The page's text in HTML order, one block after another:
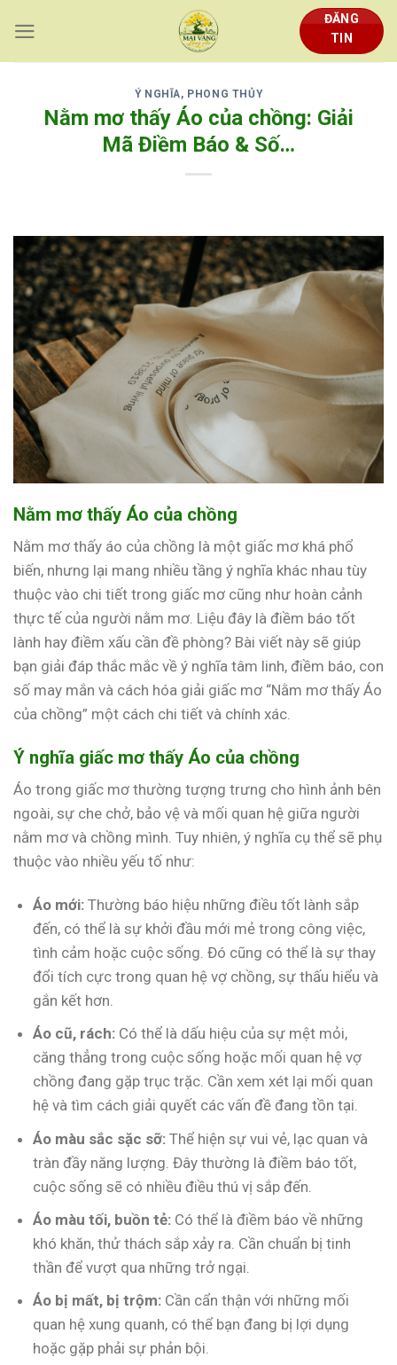
content
ĐĂNG
TIN
Ý NGHĨA, PHONG THỦY
Nằm mơ thấy Áo của chồng: Giải
Mã Điềm Báo & Số…
Nằm mơ thấy Áo của chồng
Nằm mơ thấy áo của chồng là một giấc mơ khá phổ
biến, nhưng lại mang nhiều tầng ý nghĩa khác nhau tùy
thuộc vào chi tiết trong giấc mơ cũng như hoàn cảnh
thực tế của người nằm mơ. Liệu đây là điềm báo tốt
lành hay điềm xấu cần đề phòng? Bài viết này sẽ giúp
bạn giải đáp thắc mắc về ý nghĩa tâm linh, điềm báo, con
số may mắn và cách hóa giải giấc mơ “Nằm mơ thấy Áo
của chồng” một cách chi tiết và chính xác.
Ý nghĩa giấc mơ thấy Áo của chồng
Áo trong giấc mơ thường tượng trưng cho hình ảnh bên
ngoài, sự che chở, bảo vệ và mối quan hệ giữa người
nằm mơ và chồng mình. Tuy nhiên, ý nghĩa cụ thể sẽ phụ
thuộc vào nhiều yếu tố như:
Áo mới: Thường báo hiệu những điều tốt lành sắp
đến, có thể là sự khởi đầu mới mẻ trong công việc,
tình cảm hoặc cuộc sống. Đó cũng có thể là sự thay
đổi tích cực trong quan hệ vợ chồng, sự thấu hiểu và
gắn kết hơn.
Áo cũ, rách: Có thể là dấu hiệu của sự mệt mỏi,
căng thẳng trong cuộc sống hoặc mối quan hệ vợ
chồng đang gặp trục trặc. Cần xem xét lại mối quan
hệ và tìm cách giải quyết các vấn đề đang tồn tại.
Áo màu sắc sặc sỡ: Thể hiện sự vui vẻ, lạc quan và
tràn đầy năng lượng. Đây thường là điềm báo tốt,
cuộc sống sẽ có nhiều điều thú vị sắp đến.
Áo màu tối, buồn tẻ: Có thể là điềm báo về những
khó khăn, thử thách sắp xảy ra. Cần chuẩn bị tinh
thần để vượt qua những trở ngại.
Áo bị mất, bị trộm: Cần cẩn thận với những mối
quan hệ xung quanh, có thể bạn đang bị lợi dụng
hoặc gặp phải sự phản bội.